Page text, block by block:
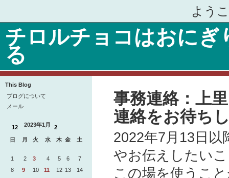
よう
チロルチョコはおに
る
This Blog
ブログについて
メール
12 2023年1月
2
日
月 火 水 木 金
土
1
2 3 4 5 6
7
8
9 10 11 12 13
14
事務連絡：上
連絡をお待ち
2022年7月13日
やお伝えしたい
この場を使うこ